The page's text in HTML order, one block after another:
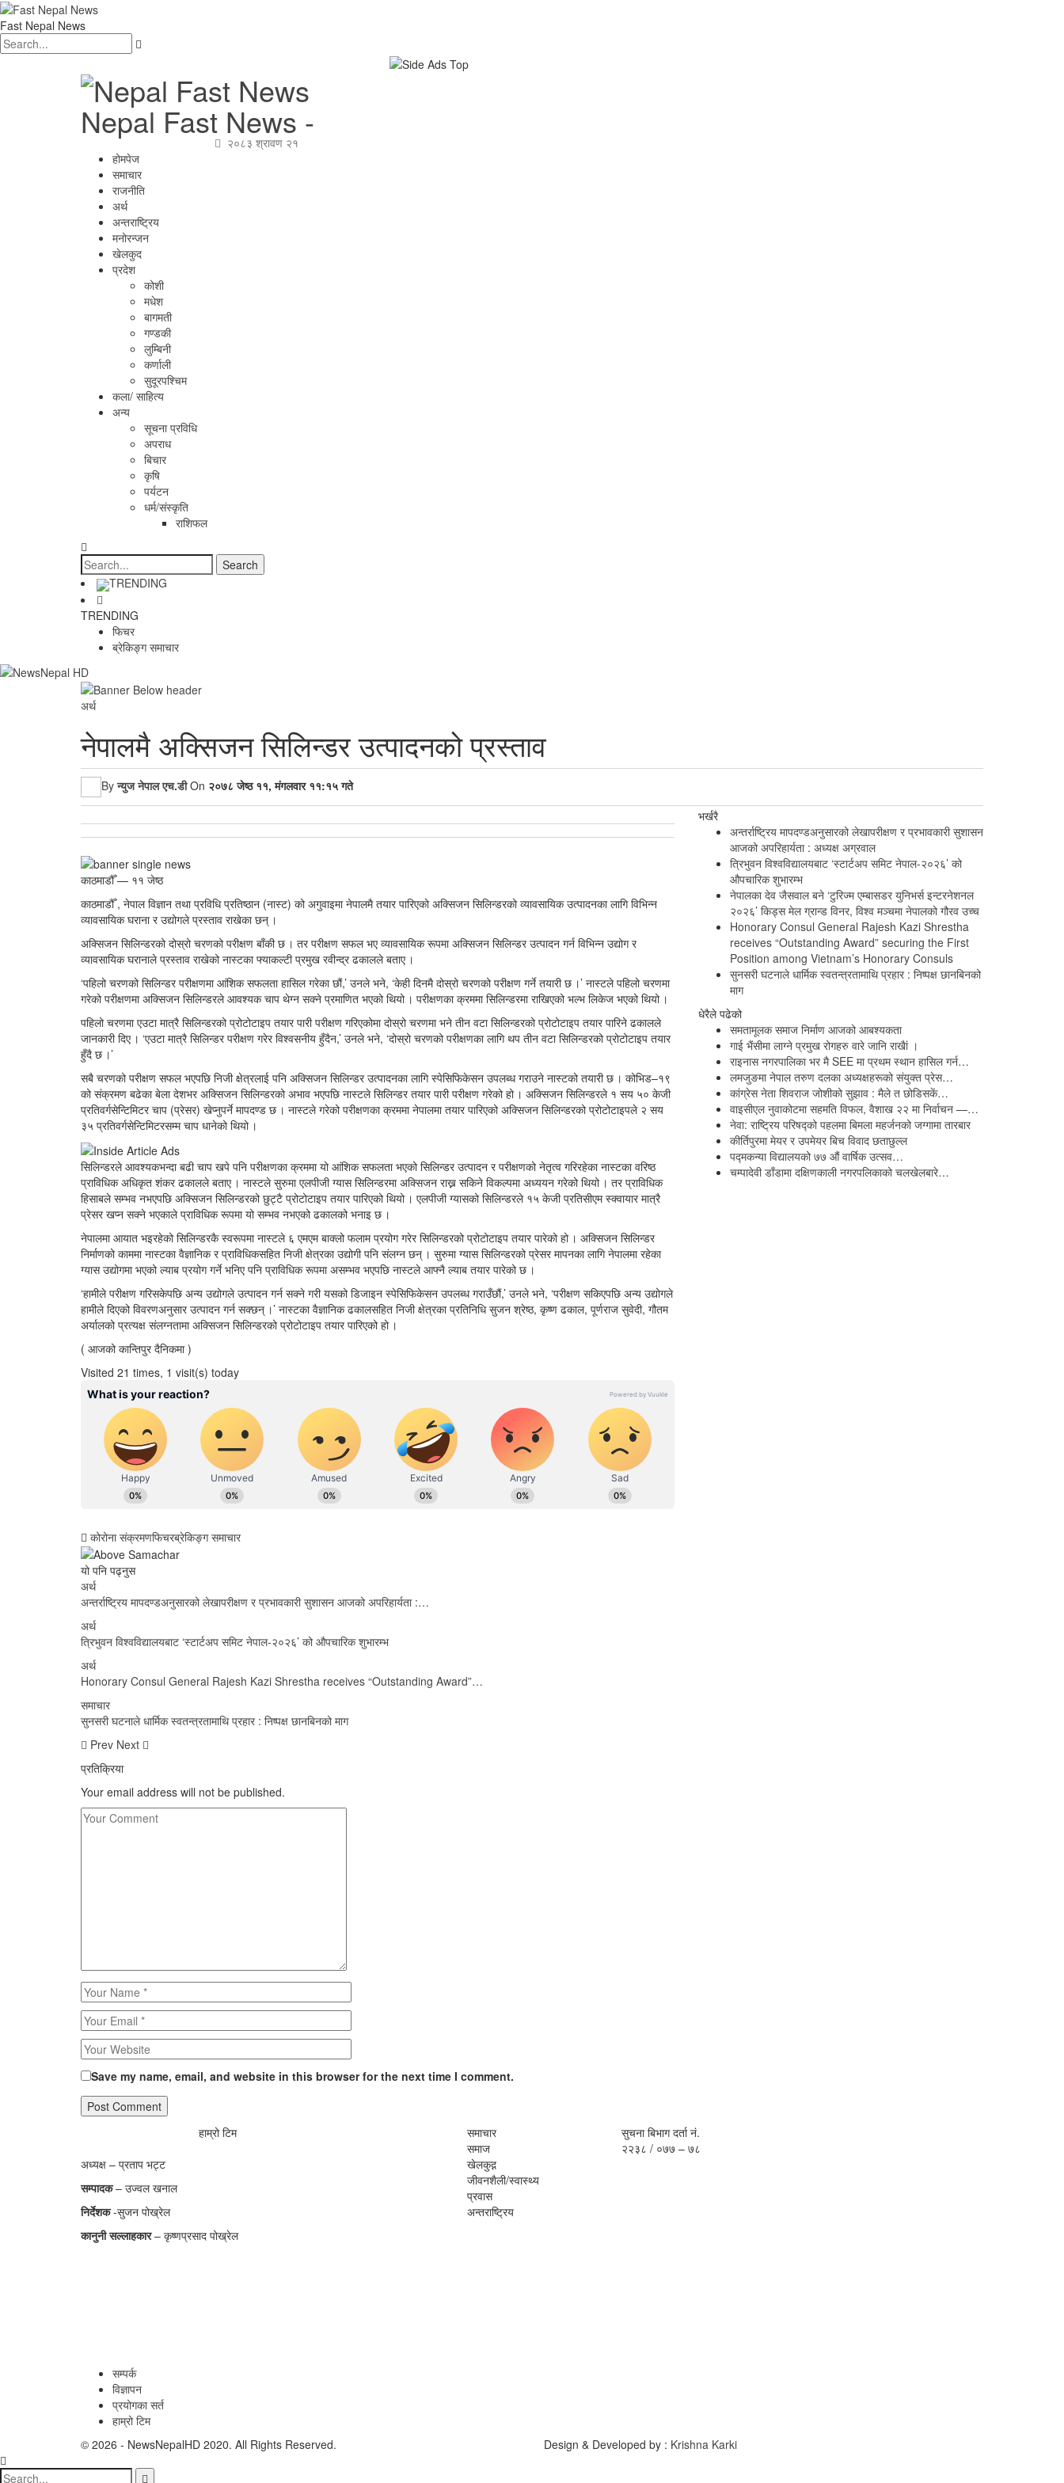
Fast Nepal News
Nepal Fast News -
२०८३ श्रावण २१
होमपेज
समाचार
राजनीति
अर्थ
अन्तराष्ट्रिय
मनोरन्जन
खेलकुद
प्रदेश
कोशी
मधेश
बागमती
गण्डकी
लुम्बिनी
कर्णाली
सुदूरपश्चिम
कला/ साहित्य
अन्य
सूचना प्रविधि
अपराध
बिचार
कृषि
पर्यटन
धर्म/संस्कृति
राशिफल
TRENDING
TRENDING
फिचर
ब्रेकिङ्ग समाचार
अर्थ
नेपालमै अक्सिजन सिलिन्डर उत्पादनको प्रस्ताव
Byन्युज नेपाल एच.डी On २०७८ जेष्ठ ११, मंगलवार ११:१५ गते
काठमाडौँ — ११ जेष्ठ
काठमाडौँ , नेपाल विज्ञान तथा प्रविधि प्रतिष्ठान (नास्ट) को अगुवाइमा नेपालमै तयार पारिएको अक्सिजन सिलिन्डरको व्यावसायिक उत्पादनका लागि विभिन्न
व्यावसायिक घराना र उद्योगले प्रस्ताव राखेका छन् ।
अक्सिजन सिलिन्डरको दोस्रो चरणको परीक्षण बाँकी छ । तर परीक्षण सफल भए व्यावसायिक रूपमा अक्सिजन सिलिन्डर उत्पादन गर्न विभिन्न उद्योग र
व्यावसायिक घरानाले प्रस्ताव राखेको नास्टका फ्याकल्टी प्रमुख रवीन्द्र ढकालले बताए ।
‘पहिलो चरणको सिलिन्डर परीक्षणमा आंशिक सफलता हासिल गरेका छौं,’ उनले भने, ‘केही दिनमै दोस्रो चरणको परीक्षण गर्ने तयारी छ ।’ नास्टले पहिलो चरणमा
गरेको परीक्षणमा अक्सिजन सिलिन्डरले आवश्यक चाप थेग्न सक्ने प्रमाणित भएको थियो । परीक्षणका क्रममा सिलिन्डरमा राखिएको भल्भ लिकेज भएको थियो ।
पहिलो चरणमा एउटा मात्रै सिलिन्डरको प्रोटोटाइप तयार पारी परीक्षण गरिएकोमा दोस्रो चरणमा भने तीन वटा सिलिन्डरको प्रोटोटाइप तयार पारिने ढकालले
जानकारी दिए । ‘एउटा मात्रै सिलिन्डर परीक्षण गरेर विश्वसनीय हुँदैन,’ उनले भने, ‘दोस्रो चरणको परीक्षणका लागि थप तीन वटा सिलिन्डरको प्रोटोटाइप तयार
हुँदै छ ।’
सबै चरणको परीक्षण सफल भएपछि निजी क्षेत्रलाई पनि अक्सिजन सिलिन्डर उत्पादनका लागि स्पेसिफिकेसन उपलब्ध गराउने नास्टको तयारी छ । कोभिड–१९
को संक्रमण बढेका बेला देशभर अक्सिजन सिलिन्डरको अभाव भएपछि नास्टले सिलिन्डर तयार पारी परीक्षण गरेको हो । अक्सिजन सिलिन्डरले १ सय ५० केजी
प्रतिवर्गसेन्टिमिटर चाप (प्रेसर) खेप्नुपर्ने मापदण्ड छ । नास्टले गरेको परीक्षणका क्रममा नेपालमा तयार पारिएको अक्सिजन सिलिन्डरको प्रोटोटाइपले २ सय
३५ प्रतिवर्गसेन्टिमिटरसम्म चाप धानेको थियो ।
सिलिन्डरले आवश्यकभन्दा बढी चाप खपे पनि परीक्षणका क्रममा यो आंशिक सफलता भएको सिलिन्डर उत्पादन र परीक्षणको नेतृत्व गरिरहेका नास्टका वरिष्ठ
प्राविधिक अधिकृत शंकर ढकालले बताए । नास्टले सुरुमा एलपीजी ग्यास सिलिन्डरमा अक्सिजन राख्न सकिने विकल्पमा अध्ययन गरेको थियो । तर प्राविधिक
हिसाबले सम्भव नभएपछि अक्सिजन सिलिन्डरको छुट्टै प्रोटोटाइप तयार पारिएको थियो । एलपीजी ग्यासको सिलिन्डरले १५ केजी प्रतिसीएम स्क्वायार मात्रै
प्रेसर खप्न सक्ने भएकाले प्राविधिक रूपमा यो सम्भव नभएको ढकालको भनाइ छ ।
नेपालमा आयात भइरहेको सिलिन्डरकै स्वरूपमा नास्टले ६ एमएम बाक्लो फलाम प्रयोग गरेर सिलिन्डरको प्रोटोटाइप तयार पारेको हो । अक्सिजन सिलिन्डर
निर्माणको काममा नास्टका वैज्ञानिक र प्राविधिकसहित निजी क्षेत्रका उद्योगी पनि संलग्न छन् । सुरुमा ग्यास सिलिन्डरको प्रेसर मापनका लागि नेपालमा रहेका
ग्यास उद्योगमा भएको ल्याब प्रयोग गर्ने भनिए पनि प्राविधिक रूपमा असम्भव भएपछि नास्टले आफ्नै ल्याब तयार पारेको छ ।
‘हामीले परीक्षण गरिसकेपछि अन्य उद्योगले उत्पादन गर्न सक्ने गरी यसको डिजाइन स्पेसिफिकेसन उपलब्ध गराउँछौं,’ उनले भने, ‘परीक्षण सकिएपछि अन्य उद्योगले
हामीले दिएको विवरणअनुसार उत्पादन गर्न सक्छन् ।’ नास्टका वैज्ञानिक ढकालसहित निजी क्षेत्रका प्रतिनिधि सुजन श्रेष्ठ, कृष्ण ढकाल, पूर्णराज सुवेदी, गौतम
अर्यालको प्रत्यक्ष संलग्नतामा अक्सिजन सिलिन्डरको प्रोटोटाइप तयार पारिएको हो ।
( आजको कान्तिपुर दैनिकमा )
Visited 21 times, 1 visit(s) today
कोरोना संक्रमणफिचरब्रेकिङ्ग समाचार
यो पनि पढ्नुस
अर्थ
अन्तर्राष्ट्रिय मापदण्डअनुसारको लेखापरीक्षण र प्रभावकारी सुशासन आजको अपरिहार्यता :…
अर्थ
त्रिभुवन विश्वविद्यालयबाट ‘स्टार्टअप समिट नेपाल-२०२६’ को औपचारिक शुभारम्भ
अर्थ
Honorary Consul General Rajesh Kazi Shrestha receives “Outstanding Award”…
समाचार
सुनसरी घटनाले धार्मिक स्वतन्त्रतामाथि प्रहार : निष्पक्ष छानबिनको माग
Prev Next
प्रतिक्रिया
Your email address will not be published.
Save my name, email, and website in this browser for the next time I comment.
भर्खरै
अन्तर्राष्ट्रिय मापदण्डअनुसारको लेखापरीक्षण र प्रभावकारी सुशासन
आजको अपरिहार्यता : अध्यक्ष अग्रवाल
त्रिभुवन विश्वविद्यालयबाट ‘स्टार्टअप समिट नेपाल-२०२६’ को
औपचारिक शुभारम्भ
नेपालका देव जैसवाल बने ‘टुरिज्म एम्बासडर युनिभर्स इन्टरनेशनल
२०२६’ किड्स मेल ग्रान्ड विनर, विश्व मञ्चमा नेपालको गौरव उच्च
Honorary Consul General Rajesh Kazi Shrestha
receives “Outstanding Award” securing the First
Position among Vietnam’s Honorary Consuls
सुनसरी घटनाले धार्मिक स्वतन्त्रतामाथि प्रहार : निष्पक्ष छानबिनको
माग
धेरैले पढेको
समतामूलक समाज निर्माण आजको आबश्यकता
गाई भैंसीमा लाग्ने प्रमुख रोगहरु वारे जानि राखैां ।
राइनास नगरपालिका भर मै SEE मा प्रथम स्थान हासिल गर्न…
लमजुङमा नेपाल तरुण दलका अध्यक्षहरूको संयुक्त प्रेस…
कांग्रेस नेता शिवराज जोशीको सुझाव : मैले त छोडिसकें…
वाइसीएल नुवाकोटमा सहमति विफल, वैशाख २२ मा निर्वाचन —…
नेवा: राष्ट्रिय परिषद्को पहलमा बिमला महर्जनको जग्गामा तारबार
कीर्तिपुरमा मेयर र उपमेयर बिच विवाद छताछुल्ल
पद्मकन्या विद्यालयको ७७ औं ‌‌वार्षिक ‌उत्सव…
चम्पादेवी डाँडामा दक्षिणकाली नगरपलिकाको चलखेलबारे…
हाम्रो टिम
अध्यक्ष – प्रताप भट्ट
सम्पादक– उज्वल खनाल
निर्देशक-सुजन पोख्रेल
कानुनी सल्लाहकार– कृष्णप्रसाद पोख्रेल
समाचार
समाज
खेलकुद़़
जीवनशैली/स्वास्थ्य
प्रवास
अन्तराष्ट्रिय
सुचना बिभाग दर्ता नं.
२२३८ / ०७७ – ७८
सम्पर्क
विज्ञापन
प्रयोगका सर्त
हाम्रो टिम
© 2026 - NewsNepalHD 2020. All Rights Reserved.
Design & Developed by : Krishna Karki